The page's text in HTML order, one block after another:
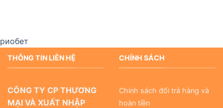
риобет
THÔNG TIN LIÊN HỆ
CÔNG TY CP THƯƠNG
MẠI VÀ XUẤT NHẬP
CHÍNH SÁCH
Chính sách đổi trả hàng và
hoàn tiền